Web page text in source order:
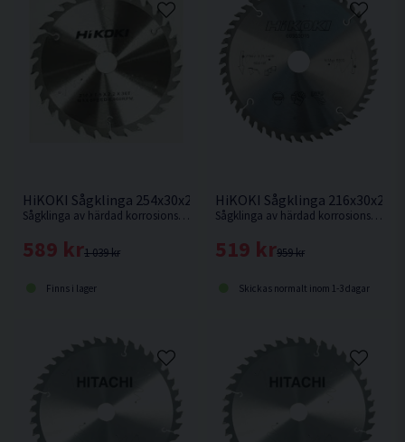
HiKOKI Sågklinga 254x30x2,3mm 40T
Sågklinga av härdad korrosionsbeständigt stål för kapning i hårt och mjukt trä.
1 039 kr
589 kr
Finns i lager
HiKOKI Sågklinga
Sågklinga av härdad korrosionsbeständigt stål för mycket fin sågning i hårt och mjukt trä.
959 kr
519 kr
Skickas normalt inom 1-3 dagar